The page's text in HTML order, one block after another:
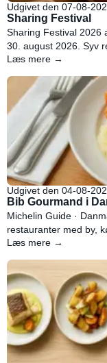
Udgivet den 07-08-
Sharing Festival
Sharing Festival 2026
30. august 2026. Syv
Læs mere →
Udgivet den 04-08-
Bib Gourmand i
Michelin Guide ·
restauranter med by,
Læs mere →